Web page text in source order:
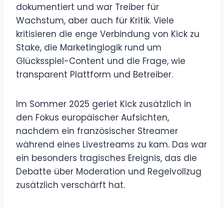
dokumentiert und war Treiber für
Wachstum, aber auch für Kritik. Viele
kritisieren die enge Verbindung von Kick zu
Stake, die Marketinglogik rund um
Glücksspiel-Content und die Frage, wie
transparent Plattform und Betreiber.
Im Sommer 2025 geriet Kick zusätzlich in
den Fokus europäischer Aufsichten,
nachdem ein französischer Streamer
während eines Livestreams zu kam. Das war
ein besonders tragisches Ereignis, das die
Debatte über Moderation und Regelvollzug
zusätzlich verschärft hat.